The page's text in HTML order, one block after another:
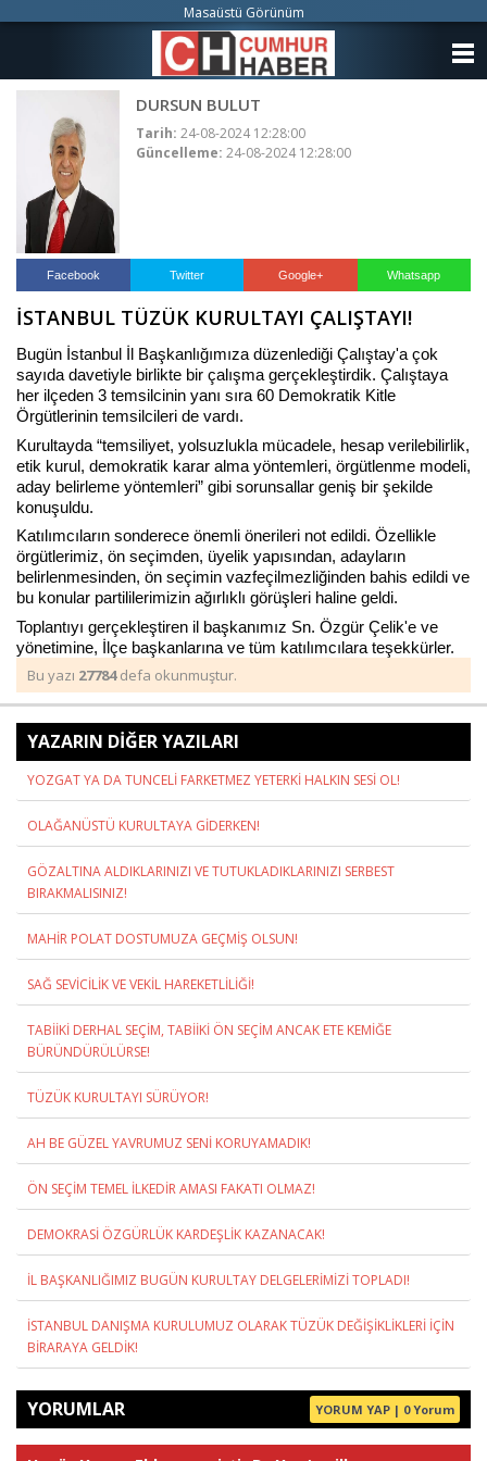
DURSUN BULUT
Tarih: 24-08-2024 12:28:00
Güncelleme: 24-08-2024 12:28:00
Facebook Twitter Google+ Whatsapp
İSTANBUL TÜZÜK KURULTAYI ÇALIŞTAYI!
Bugün İstanbul İl Başkanlığımıza düzenlediği Çalıştay'a çok
sayıda davetiyle birlikte bir çalışma gerçekleştirdik. Çalıştaya
her ilçeden 3 temsilcinin yanı sıra 60 Demokratik Kitle
Örgütlerinin temsilcileri de vardı.
Kurultayda “temsiliyet, yolsuzlukla mücadele, hesap verilebilirlik,
etik kurul, demokratik karar alma yöntemleri, örgütlenme modeli,
aday belirleme yöntemleri” gibi sorunsallar geniş bir şekilde
konuşuldu.
Katılımcıların sonderece önemli önerileri not edildi. Özellikle
örgütlerimiz, ön seçimden, üyelik yapısından, adayların
belirlenmesinden, ön seçimin vazfeçilmezliğinden bahis edildi ve
bu konular partililerimizin ağırlıklı görüşleri haline geldi.
Toplantıyı gerçekleştiren il başkanımız Sn. Özgür Çelik'e ve
yönetimine, İlçe başkanlarına ve tüm katılımcılara teşekkürler.
Bu yazı 27784defa okunmuştur.
YAZARIN DİĞER YAZILARI
YOZGAT YA DA TUNCELİ FARKETMEZ YETERKİ HALKIN SESİ OL!
OLAĞANÜSTÜ KURULTAYA GİDERKEN!
GÖZALTINA ALDIKLARINIZI VE TUTUKLADIKLARINIZI SERBEST
BIRAKMALISINIZ!
MAHİR POLAT DOSTUMUZA GEÇMİŞ OLSUN!
SAĞ SEVİCİLİK VE VEKİL HAREKETLİLİĞİ!
TABİİKİ DERHAL SEÇİM, TABİİKİ ÖN SEÇİM ANCAK ETE KEMİĞE
BÜRÜNDÜRÜLÜRSE!
TÜZÜK KURULTAYI SÜRÜYOR!
AH BE GÜZEL YAVRUMUZ SENİ KORUYAMADIK!
ÖN SEÇİM TEMEL İLKEDİR AMASI FAKATI OLMAZ!
DEMOKRASİ ÖZGÜRLÜK KARDEŞLİK KAZANACAK!
İL BAŞKANLIĞIMIZ BUGÜN KURULTAY DELGELERİMİZİ TOPLADI!
İSTANBUL DANIŞMA KURULUMUZ OLARAK TÜZÜK DEĞİŞİKLİKLERİ İÇİN
BİRARAYA GELDİK!
YORUMLAR YORUM YAP | 0 Yorum
Masaüstü Görünüm
YAZARLAR
FOTO GALERİ
VİDEO GALERİ
KÜNYE
Haberin Doğru Adresi.